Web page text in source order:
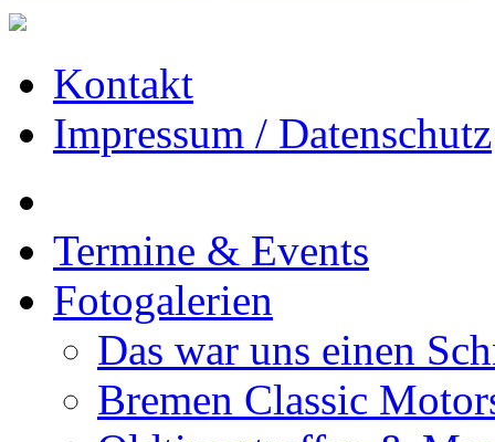
Kontakt
Impressum / Datenschutz
Termine & Events
Fotogalerien
Das war uns einen
Bremen Classic